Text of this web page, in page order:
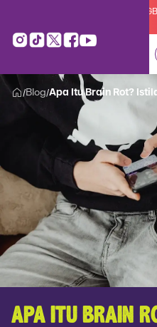
Kartu Perdana AXIS Suka-Suka
/Blog/Apa Itu Brain Rot?
APA ITU BRAIN